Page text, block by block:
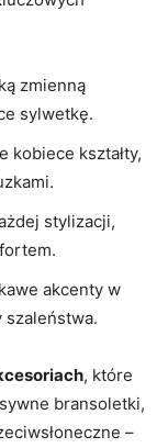
zmienną
sylwetkę.
kobiece kształty,
stylizacji,
akcenty w
szaleństwa.
, które
bransoletki,
–